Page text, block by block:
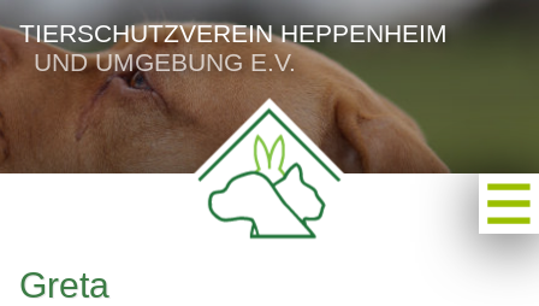
TIERSCHUTZVEREIN HEPPENHEIM
UND UMGEBUNG E.V.
Greta